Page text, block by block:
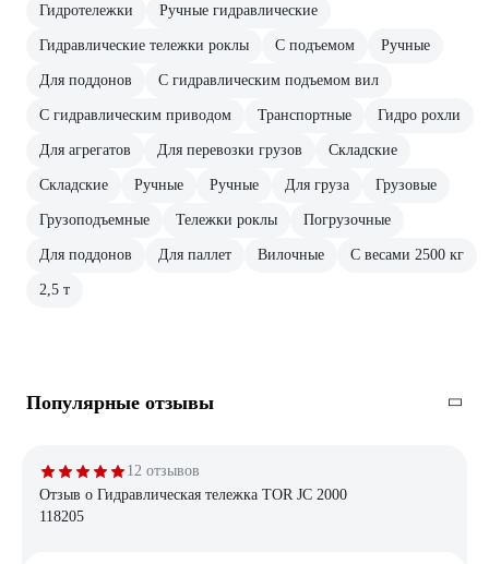
Гидротележки Ручные гидравлические
Гидравлические тележки роклы С подъемом Ручные
Для поддонов С гидравлическим подъемом вил
С гидравлическим приводом Транспортные Гидро рохли
Для агрегатов Для перевозки грузов Складские
Складские Ручные Ручные Для груза Грузовые
Грузоподъемные Тележки роклы Погрузочные
Для поддонов Для паллет Вилочные С весами 2500 кг
2,5 т
Популярные отзывы
12 отзывов
Отзыв о Гидравлическая тележка TOR JC 2000
118205